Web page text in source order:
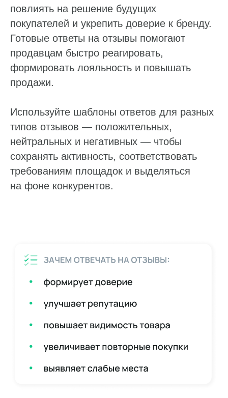
повлиять на решение будущих
покупателей и укрепить доверие к бренду.
Готовые ответы на отзывы помогают
продавцам быстро реагировать,
формировать лояльность и повышать
продажи.
Используйте шаблоны ответов для разных
типов отзывов — положительных,
нейтральных и негативных — чтобы
сохранять активность, соответствовать
требованиям площадок и выделяться
на фоне конкурентов.